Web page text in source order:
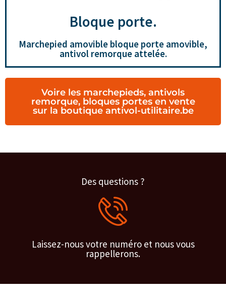
Bloque porte.
Marchepied amovible bloque porte amovible,
antivol remorque attelée.
Voire les marchepieds, antivols
remorque, bloques portes en vente
sur la boutique antivol-utilitaire.be
Des questions ?
Laissez-nous votre numéro et nous vous
rappellerons.